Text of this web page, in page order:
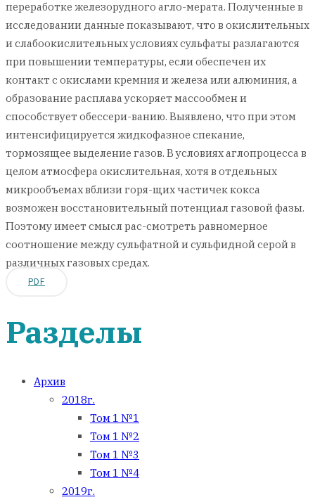
переработке железорудного агло-мерата. Полученные в
исследовании данные показывают, что в окислительных
и слабоокислительных условиях сульфаты разлагаются
при повышении температуры, если обеспечен их
контакт с окислами кремния и железа или алюминия, а
образование расплава ускоряет массообмен и
способствует обессери-ванию. Выявлено, что при этом
интенсифицируется жидкофазное спекание,
тормозящее выделение газов. В условиях аглопроцесса в
целом атмосфера окислительная, хотя в отдельных
микрообъемах вблизи горя-щих частичек кокса
возможен восстановительный потенциал газовой фазы.
Поэтому имеет смысл рас-смотреть равномерное
соотношение между сульфатной и сульфидной серой в
различных газовых средах.
PDF
Разделы
Архив
2018г.
Том 1 №1
Том 1 №2
Том 1 №3
Том 1 №4
2019г.